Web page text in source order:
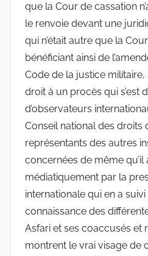
que la Cour de cassation
le renvoie devant une
qui n’était autre que la
bénéficiant ainsi de
Code de la justice
droit à un procès qui s’est
d’observateurs
Conseil national des droits
représentants des autres
concernées de même
médiatiquement par la
internationale qui en a
connaissance des
Asfari et ses coaccusés et
montrent le vrai visage de